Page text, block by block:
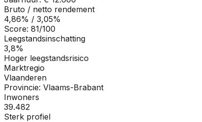
Bruto / netto rendement
4,86% / 3,05%
Score: 81/100
Leegstandsinschatting
3,8%
Hoger leegstandsrisico
Marktregio
Vlaanderen
Provincie: Vlaams-Brabant
Inwoners
39.482
Sterk profiel